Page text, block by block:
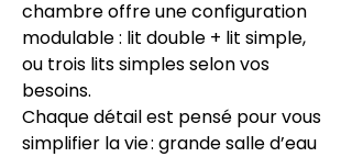
chambre offre une configuration
modulable : lit double + lit simple,
ou trois lits simples selon vos
besoins.
Chaque détail est pensé pour vous
simplifier la vie : grande salle d’eau